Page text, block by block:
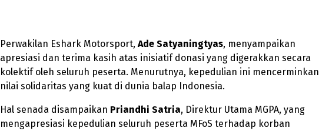
Perwakilan Eshark Motorsport, Ade Satyaningtyas, menyampaikan
apresiasi dan terima kasih atas inisiatif donasi yang digerakkan secara
kolektif oleh seluruh peserta. Menurutnya, kepedulian ini mencerminkan
nilai solidaritas yang kuat di dunia balap Indonesia.
Hal senada disampaikan Priandhi Satria, Direktur Utama MGPA, yang
mengapresiasi kepedulian seluruh peserta MFoS terhadap korban